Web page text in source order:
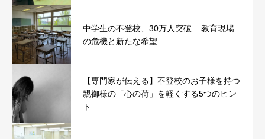
中学生の不登校、30万人突破 – 教育現場
の危機と新たな希望
【専門家が伝える】不登校のお子様を持つ
親御様の「心の荷」を軽くする5つのヒン
ト